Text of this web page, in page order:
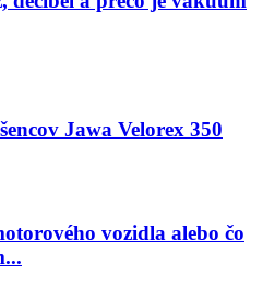
Jawa Velorex 350
vozidla alebo čo